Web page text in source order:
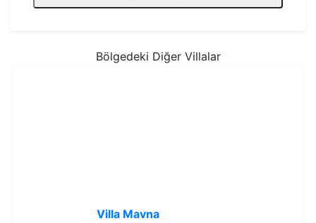
Bölgedeki Diğer Villalar
Villa Mavna